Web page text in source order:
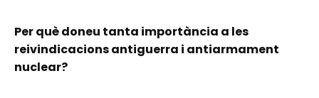
Per què doneu tanta importància a les
reivindicacions antiguerra i antiarmament
nuclear?